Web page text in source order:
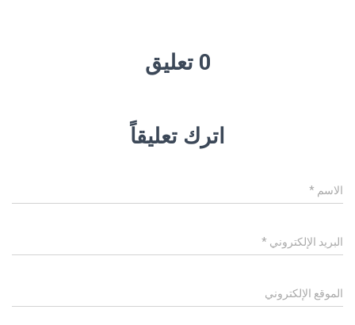
0 تعليق
اترك تعليقاً
الاسم *
البريد الإلكتروني *
الموقع الإلكتروني